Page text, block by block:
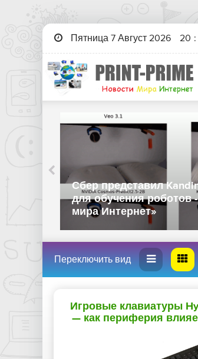
Пятница 7 Август 2026 20 :
Huawei выпустила
пауэрбанк с функцией
отслеживания -
Интернет»
Игровые клавиатуры
— как периферия